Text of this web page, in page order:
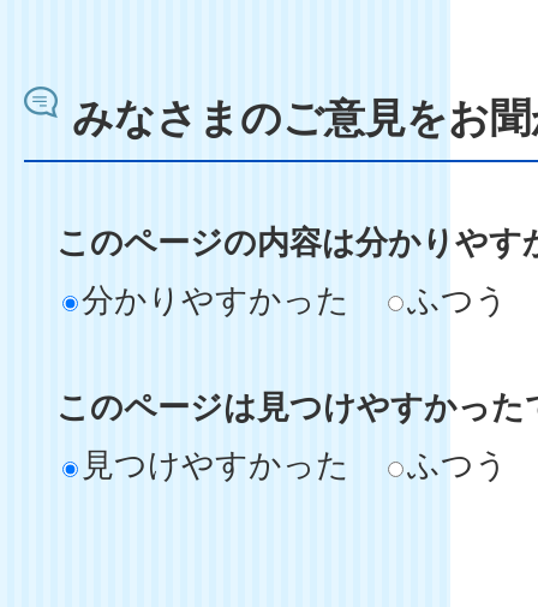
みなさまのご意見をお
このページの内容は分かりやす
分かりやすかった
ふつう
このページは見つけやすかった
見つけやすかった
ふつう